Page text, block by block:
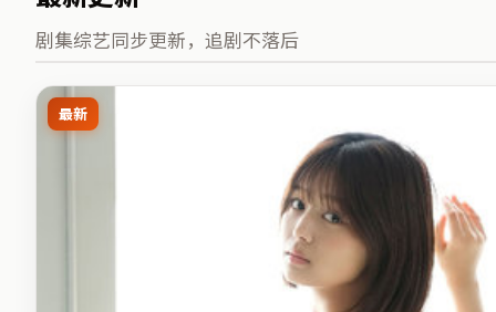
剧集综艺同步更新，追剧不落后
最新